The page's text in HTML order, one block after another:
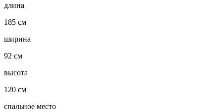
длина
185 см
ширина
92 см
высота
120 см
спальное место